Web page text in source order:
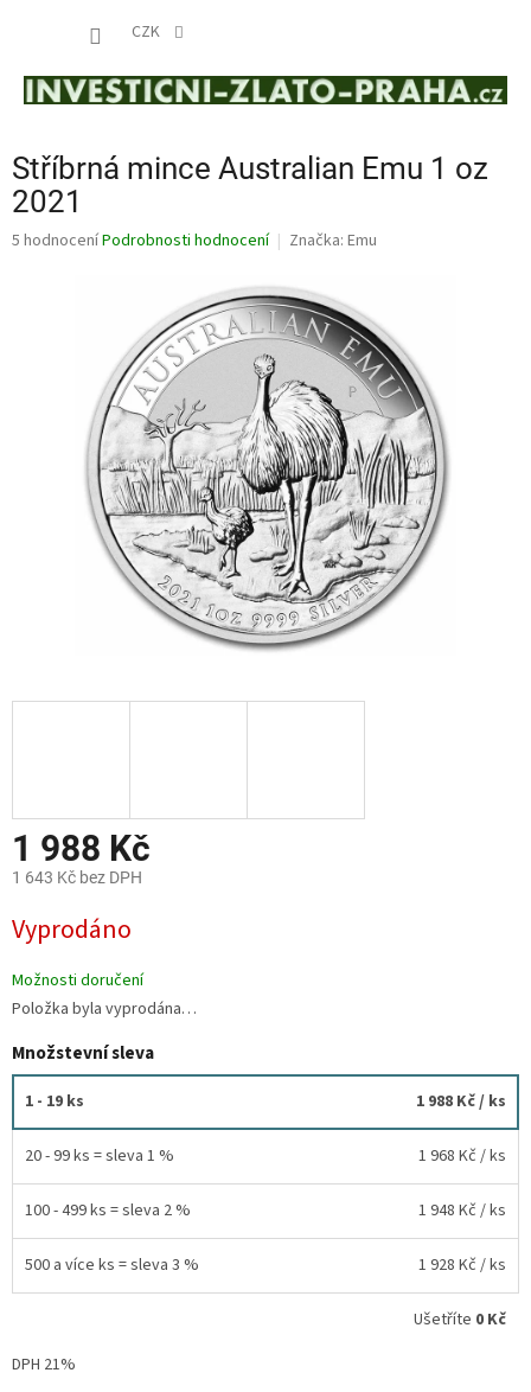
CZK
Stříbrná mince Australian Emu 1 oz
2021
Průměrné
5 hodnoceníPodrobnosti hodnocení Značka: Emu
1 988 Kč
1 643 Kč bez DPH
cena:
Vyprodáno
Možnosti doručení
Položka byla vyprodána…
Množstevní sleva
1 - 19 ks 1 988 Kč/ ks
20 - 99 ks = sleva 1 % 1 968 Kč / ks
100 - 499 ks = sleva 2 % 1 948 Kč / ks
500 a více ks = sleva 3 % 1 928 Kč / ks
Ušetříte 0 Kč
DPH 21%